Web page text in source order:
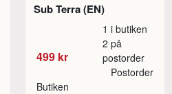
Sub Terra (EN)
499 kr
1 i butiken
2 på
postorder
Butiken
Postorder